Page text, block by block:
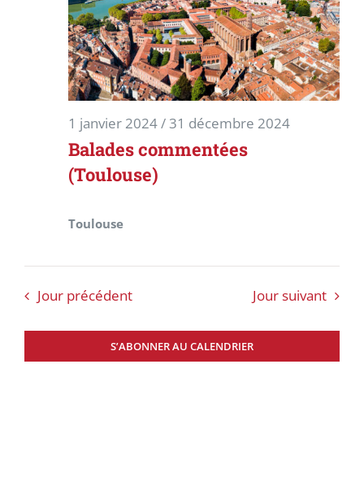
Balades commentées
(Toulouse)
1 janvier 2024/31 décembre 2024
Toulouse
Jour précédent Jour suivant
S’ABONNER AU CALENDRIER